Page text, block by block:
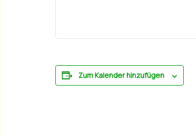
Zum Kalender hinzufügen